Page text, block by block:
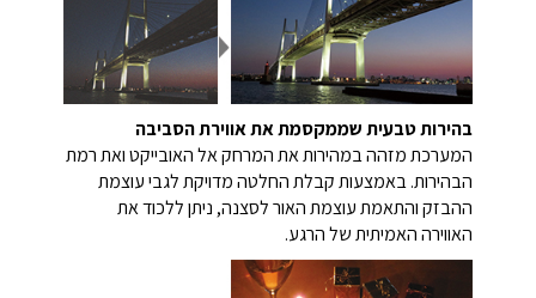
בהירות טבעית שממקסמת את אווירת הסביבה
המערכת מזהה במהירות את המרחק אל האובייקט ואת רמת
הבהירות. באמצעות קבלת החלטה מדויקת לגבי עוצמת
ההבזק והתאמת עוצמת האור לסצנה, ניתן ללכוד את
האווירה האמיתית של הרגע.